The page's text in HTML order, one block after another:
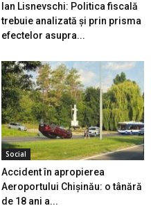
Ian Lisnevschi: Politica fiscală
trebuie analizată și prin prisma
efectelor asupra...
Social
Accident în apropierea
Aeroportului Chișinău: o tânără
de 18 ani a...